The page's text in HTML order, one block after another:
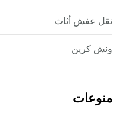
نقل عفش أثاث
ونش كرين
منوعات